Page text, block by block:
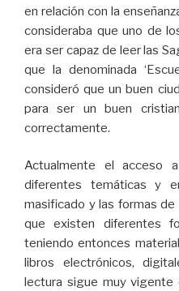
en relación con la
consideraba que uno de
era ser capaz de leer las
que la denominada
consideró que un buen
para ser un buen
correctamente.
Actualmente el acceso
diferentes temáticas y
masificado y las formas
que existen diferentes
teniendo entonces
libros electrónicos,
lectura sigue muy vigente